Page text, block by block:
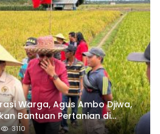
Warga, Agus Ambo Djiwa,
Bantuan Pertanian di
3110